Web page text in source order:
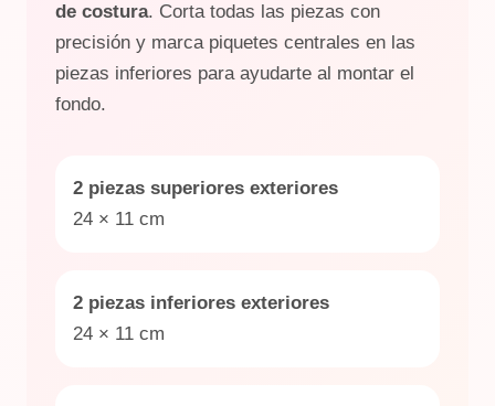
de costura. Corta todas las piezas con
precisión y marca piquetes centrales en las
piezas inferiores para ayudarte al montar el
fondo.
2 piezas superiores exteriores
24 × 11 cm
2 piezas inferiores exteriores
24 × 11 cm